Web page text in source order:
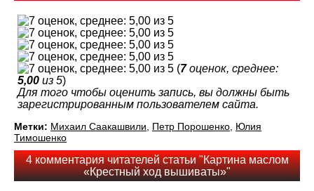
(7оценок, среднее:
5,00 из 5)
Для того чтобы оценить запись, вы должны быть
зарегистрированным пользователем сайта.
Метки: Михаил Саакашвили, Петр Порошенко, Юлия
Тимошенко
4 комментария читателей статьи "Картина маслом
«Крестный ход вышиваты»"